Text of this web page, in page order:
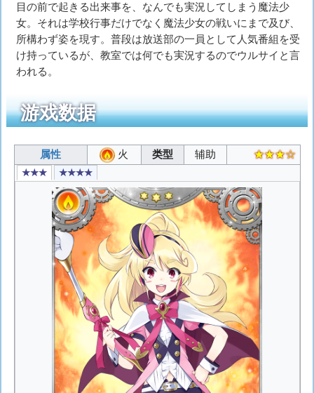
目の前で起きる出来事を、なんでも実況してしまう魔法少
女。それは学校行事だけでなく魔法少女の戦いにまで及び、
所構わず姿を現す。普段は放送部の一員として人気番組を受
け持っているが、教室では何でも実況するのでウルサイと言
われる。
游戏数据
属性 火 类型 辅助 ★★★☆
★★★ ★★★★